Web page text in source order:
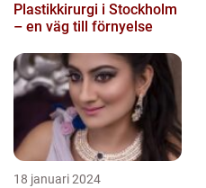
Plastikkirurgi i Stockholm
– en väg till förnyelse
18 januari 2024